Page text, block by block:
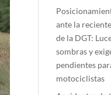
ante la
de la DGT:
sombras y
pendientes
motociclistas